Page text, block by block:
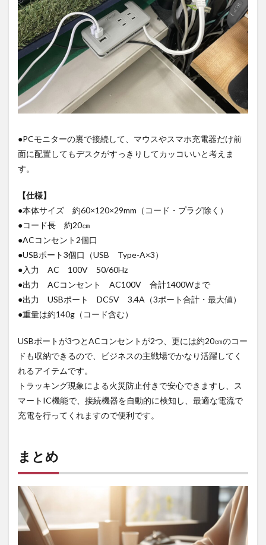
●PCモニターの裏で接続して、マウスやスマホ充電器だけ前
面に配置してもデスクがすっきりしてカッコいいと考えま
す。
【仕様】
●本体サイズ 約60×120×29mm（コード・プラグ除く）
●コード長 約20㎝
●ACコンセント2個口
●USBポート3個口（USB Type-A×3）
●入力 AC 100V 50/60Hz
●出力 ACコンセント AC100V 合計1400Wまで
●出力 USBポート DC5V 3.4A（3ポート合計・最大値）
●重量は約140g（コード含む）
USBポートが3つとACコンセントが2つ、更には約20㎝のコー
ドも収納できるので、ビジネスの主戦場でかなり活躍してく
れるアイテムです。
トラッキング現象による火災防止付きで安心できますし、ス
マートIC機能で、接続機器を自動的に検知し、最適な電流で
充電を行ってくれますので便利です。
まとめ